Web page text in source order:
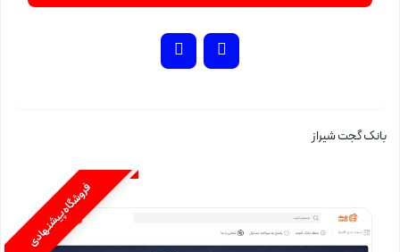
بانک گجت شیراز
فروشگاه پیشنهادی